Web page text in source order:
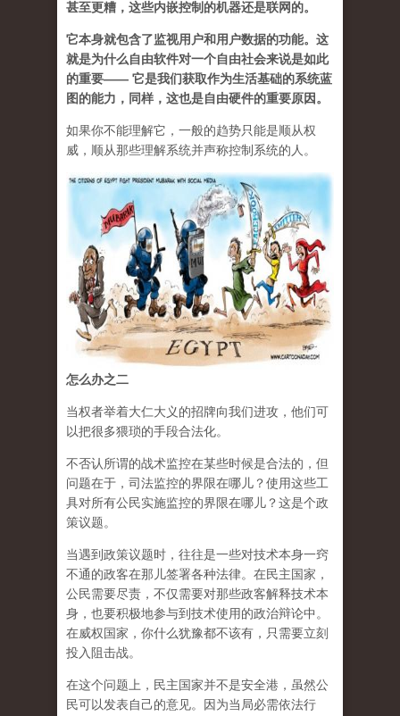
甚至更糟，这些内嵌控制的机器还是联网的。
它本身就包含了监视用户和用户数据的功能。这
就是为什么自由软件对一个自由社会来说是如此
的重要—— 它是我们获取作为生活基础的系统蓝
图的能力，同样，这也是自由硬件的重要原因。
如果你不能理解它，一般的趋势只能是顺从权
威，顺从那些理解系统并声称控制系统的人。
怎么办之二
当权者举着大仁大义的招牌向我们进攻，他们可
以把很多猥琐的手段合法化。
不否认所谓的战术监控在某些时候是合法的，但
问题在于，司法监控的界限在哪儿？使用这些工
具对所有公民实施监控的界限在哪儿？这是个政
策议题。
当遇到政策议题时，往往是一些对技术本身一窍
不通的政客在那儿签署各种法律。在民主国家，
公民需要尽责，不仅需要对那些政客解释技术本
身，也要积极地参与到技术使用的政治辩论中。
在威权国家，你什么犹豫都不该有，只需要立刻
投入阻击战。
在这个问题上，民主国家并不是安全港，虽然公
民可以发表自己的意见。因为当局必需依法行